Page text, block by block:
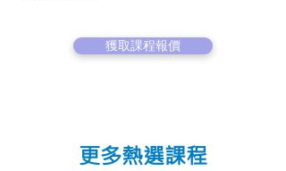
獲取課程報價
更多熱選課程